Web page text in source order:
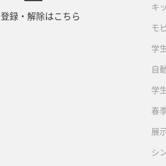
登録・解除はこちら
キ
モ
学
自
学
春
展
シ